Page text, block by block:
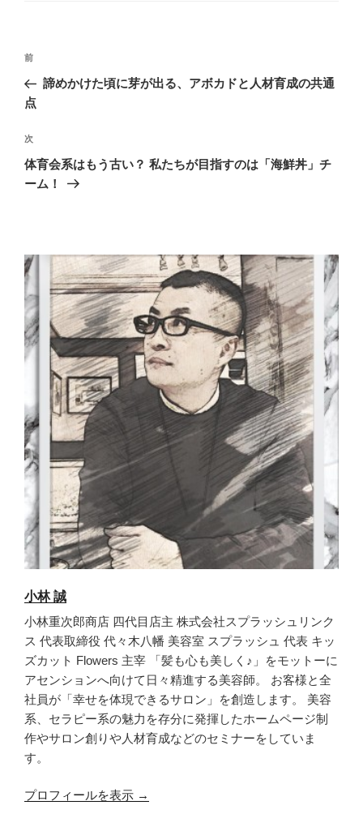
投
ナ
ゲ
ー
シ
前
の
投
前
諦めかけた頃に芽が出る、アボカドと人材育成の共通
点
次
の
次
体育会系はもう古い？ 私たちが目指すのは「海鮮丼」チ
ーム！
小林 誠
小林重次郎商店 四代目店主 株式会社スプラッシュリンク
ス 代表取締役 代々木八幡 美容室 スプラッシュ 代表 キッ
ズカット Flowers 主宰 「髪も心も美しく♪」をモットーに
アセンションへ向けて日々精進する美容師。 お客様と全
社員が「幸せを体現できるサロン」を創造します。 美容
系、セラピー系の魅力を存分に発揮したホームページ制
作やサロン創りや人材育成などのセミナーをしていま
す。
プロフィールを表示 →